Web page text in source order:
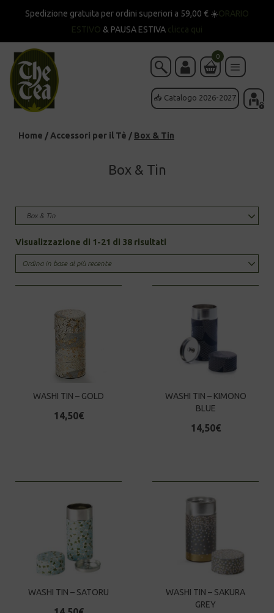
Spedizione gratuita per ordini superiori a 59,00 € ☀️ORARIO
ESTIVO & PAUSA ESTIVA clicca qui
📥 Catalogo 2026-2027
0
Home / Accessori per il Tè / Box & Tin
Box & Tin
Box & Tin
Visualizzazione di 1-21 di 38 risultati
by
latest
WASHI TIN – GOLD
14,50€
WASHI TIN – KIMONO
BLUE
14,50€
WASHI TIN – SATORU
WASHI TIN – SAKURA
GREY